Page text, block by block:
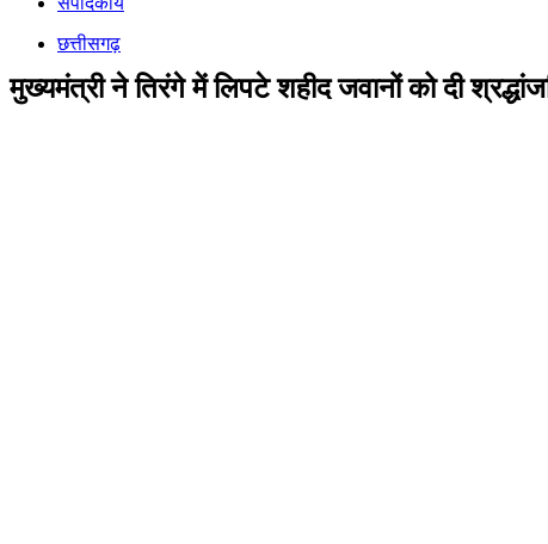
छत्तीसगढ़
मुख्यमंत्री ने तिरंगे में लिपटे शहीद जवानों को दी